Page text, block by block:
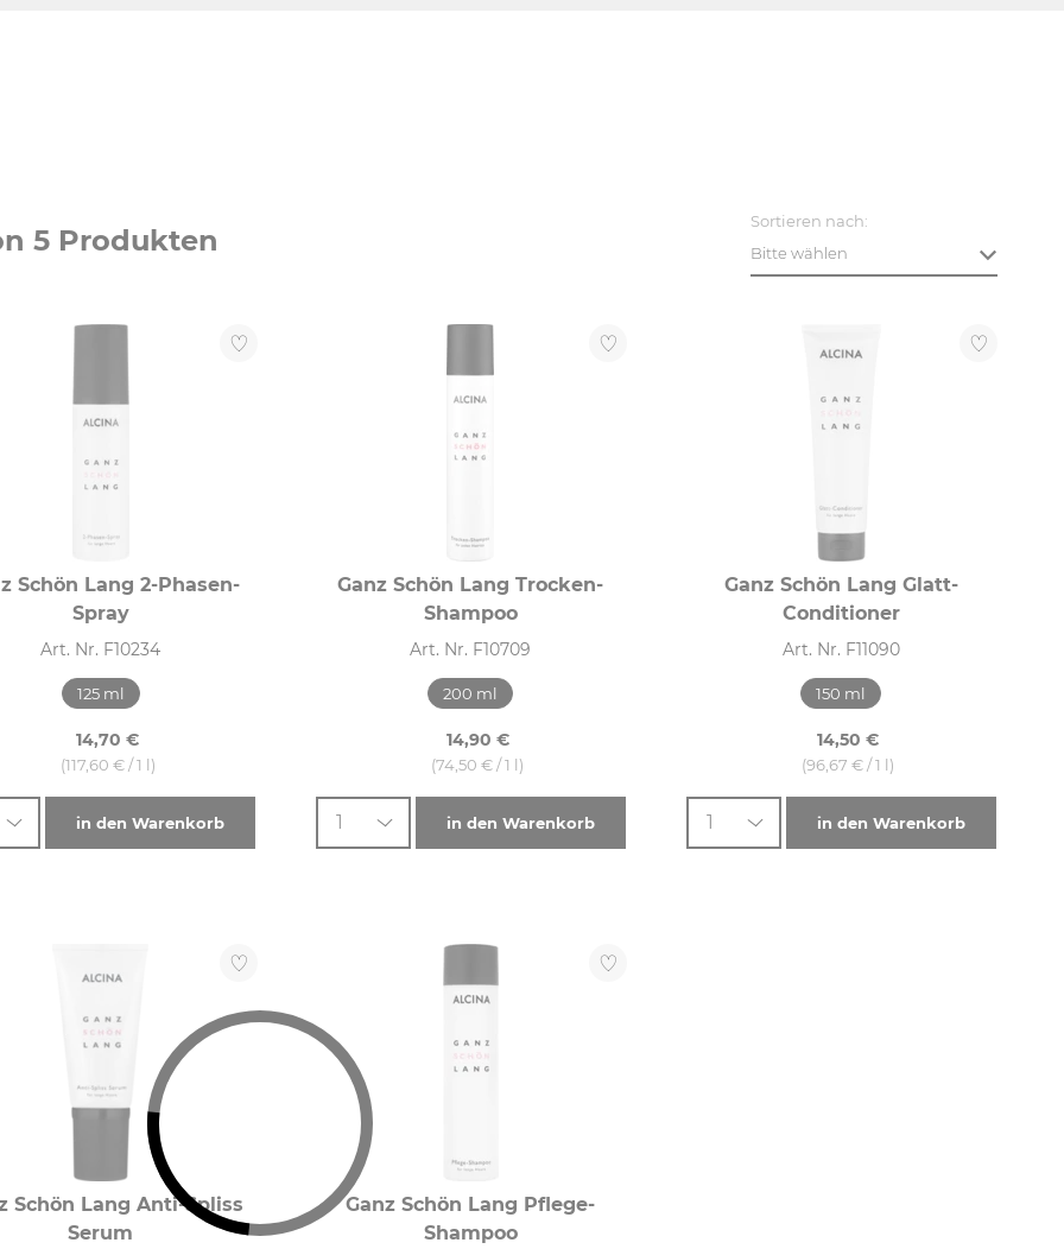
5 Produkten
Sortieren nach:
Bitte wählen
Schön Lang 2-Phasen-
Spray
Art. Nr. F10234
125 ml
14,70 €
(117,60 € / 1 l)
in den Warenkorb
Ganz Schön Lang Trocken-
Shampoo
Art. Nr. F10709
200 ml
14,90 €
(74,50 € / 1 l)
1 in den Warenkorb
Ganz Schön Lang Glatt-
Conditioner
Art. Nr. F11090
150 ml
14,50 €
(96,67 € / 1 l)
1 in den Warenkorb
Schön Lang Anti-Spliss
Serum
Ganz Schön Lang Pflege-
Shampoo